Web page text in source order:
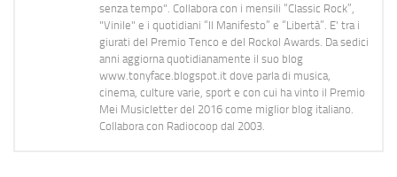
senza tempo". Collabora con i mensili “Classic Rock”,
"Vinile" e i quotidiani “Il Manifesto” e “Libertà”. E' tra i
giurati del Premio Tenco e del Rockol Awards. Da sedici
anni aggiorna quotidianamente il suo blog
www.tonyface.blogspot.it dove parla di musica,
cinema, culture varie, sport e con cui ha vinto il Premio
Mei Musicletter del 2016 come miglior blog italiano.
Collabora con Radiocoop dal 2003.